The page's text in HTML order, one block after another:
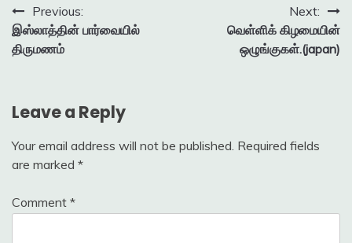
Post
navigation
Previous:
இஸ்லாத்தின் பார்வையில்
திருமணம்
Next:
வெள்ளிக் கிழமையின்
ஒழுங்குகள்.(japan)
Leave a Reply
Your email address will not be published. Required fields
are marked *
Comment *